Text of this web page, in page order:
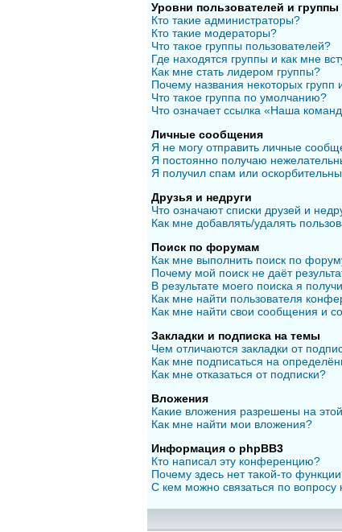
Уровни пользователей и группы
Кто такие администраторы?
Кто такие модераторы?
Что такое группы пользователей?
Где находятся группы и как мне
Как мне стать лидером группы?
Почему названия некоторых
Что такое группа по умолчанию?
Что означает ссылка «Наша
Личные сообщения
Я не могу отправить личные
Я постоянно получаю
Я получил спам или
Друзья и недруги
Что означают списки друзей и
Как мне добавлять/удалять
Поиск по форумам
Как мне выполнить поиск по
Почему мой поиск не даёт
В результате моего поиска я
Как мне найти пользователя
Как мне найти свои сообщения и
Закладки и подписка на темы
Чем отличаются закладки от
Как мне подписаться на
Как мне отказаться от подписки?
Вложения
Какие вложения разрешены на
Как мне найти мои вложения?
Информация о phpBB3
Кто написал эту конференцию?
Почему здесь нет такой-то
С кем можно связаться по вопросу